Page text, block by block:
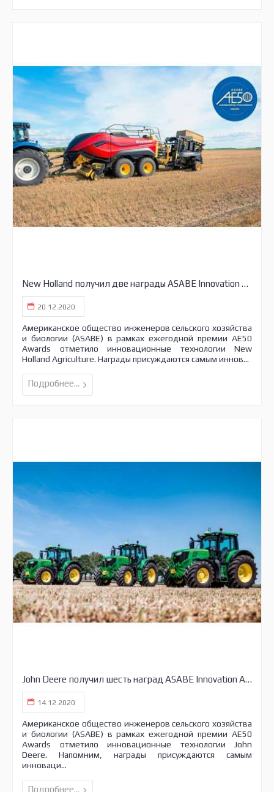
New Holland получил две награды ASABE Innovation Awards
20.12.2020
Американское общество инженеров сельского хозяйства
и биологии (ASABE) в рамках ежегодной премии AE50
Awards отметило инновационные технологии New
Holland Agriculture. Награды присуждаются самым иннов...
Подробнее...
John Deere получил шесть наград ASABE Innovation Awards
14.12.2020
Американское общество инженеров сельского хозяйства
и биологии (ASABE) в рамках ежегодной премии AE50
Awards отметило инновационные технологии John
Deere. Напомним, награды присуждаются самым
инноваци...
Подробнее...